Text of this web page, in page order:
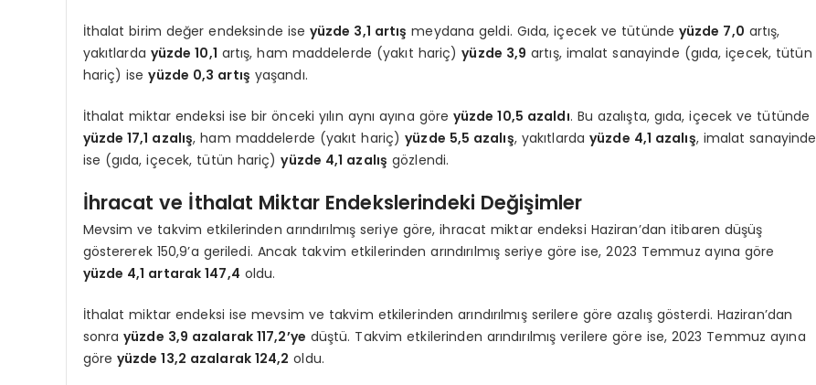
İthalat birim değer endeksinde ise yüzde 3,1 artış meydana geldi. Gıda, içecek ve tütünde yüzde 7,0 artış,
yakıtlarda yüzde 10,1 artış, ham maddelerde (yakıt hariç)yüzde 3,9 artış, imalat sanayinde (gıda, içecek, tütün
hariç) iseyüzde 0,3 artış yaşandı.
İthalat miktar endeksi ise bir önceki yılın aynı ayına göre yüzde 10,5 azaldı. Bu azalışta, gıda, içecek ve tütünde
yüzde 17,1 azalış, ham maddelerde (yakıt hariç)yüzde 5,5 azalış, yakıtlarda yüzde 4,1 azalış, imalat sanayinde
ise (gıda, içecek, tütün hariç)yüzde 4,1 azalış gözlendi.
İhracat ve İthalat Miktar Endekslerindeki Değişimler
Mevsim ve takvim etkilerinden arındırılmış seriye göre, ihracat miktar endeksi Haziran’dan itibaren düşüş
göstererek 150,9’a geriledi. Ancak takvim etkilerinden arındırılmış seriye göre ise, 2023 Temmuz ayına göre
yüzde 4,1 artarak 147,4 oldu.
İthalat miktar endeksi ise mevsim ve takvim etkilerinden arındırılmış serilere göre azalış gösterdi. Haziran’dan
sonrayüzde 3,9 azalarak 117,2’ye düştü. Takvim etkilerinden arındırılmış verilere göre ise, 2023 Temmuz ayına
göre yüzde 13,2 azalarak 124,2 oldu.